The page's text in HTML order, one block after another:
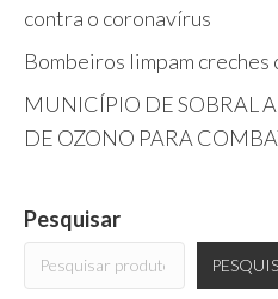
contra o coronavírus
Bombeiros limpam creches
MUNICÍPIO DE SOBRAL
DE OZONO PARA
Pesquisar